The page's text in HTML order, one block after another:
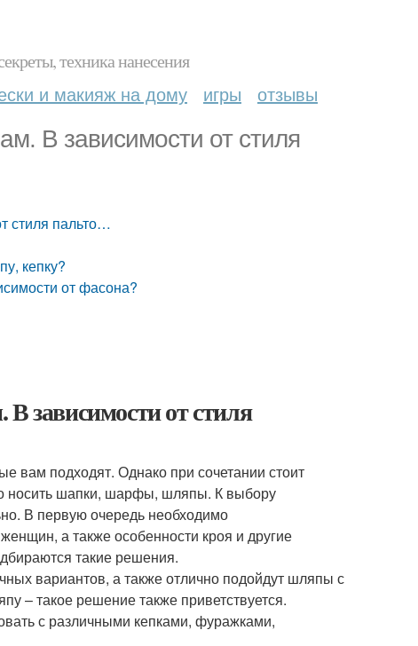
техника нанесения
и макияж на дому игры отзывы
В зависимости от стиля
стиля пальто…
кепку?
от фасона?
зависимости от стиля
вам подходят. Однако при сочетании стоит
носить шапки, шарфы, шляпы. К выбору
В первую очередь необходимо
а также особенности кроя и другие
такие решения.
вариантов, а также отлично подойдут шляпы с
– такое решение также приветствуется.
с различными кепками, фуражками,